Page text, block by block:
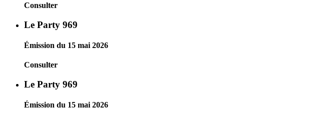
Consulter
Le Party 969
Émission du 15 mai 2026
Consulter
Le Party 969
Émission du 15 mai 2026